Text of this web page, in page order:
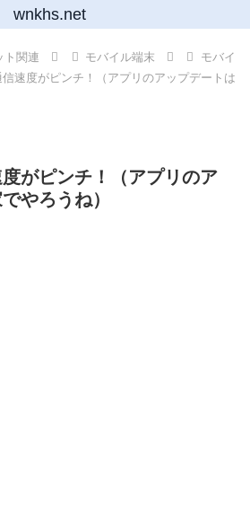
wnkhs.net
ト関連 モバイル端末
モバイ
速度がピンチ！（アプリのアップデートは
がピンチ！（アプリのア
やろうね）